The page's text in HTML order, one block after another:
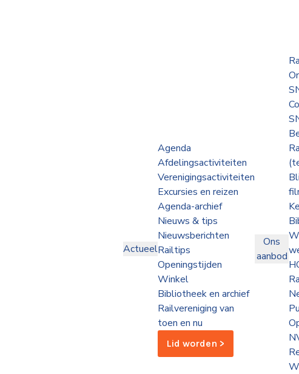
Actueel
Agenda
Afdelingsactiviteiten
Verenigingsactiviteiten
Excursies en reizen
Agenda-archief
Nieuws & tips
Nieuwsberichten
Railtips
Openingstijden
Winkel
Bibliotheek en archief
Railvereniging van
toen en nu
Lid worden >
Ons
aanbod